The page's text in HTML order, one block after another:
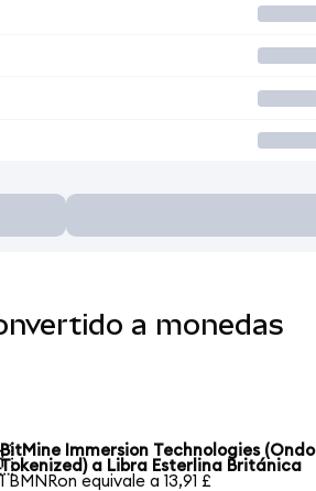
a monedas
BitMine Immersion Technologies (Ondo
Tokenized) a Libra Esterlina Británica
1 BMNRon equivale a 13,91 £